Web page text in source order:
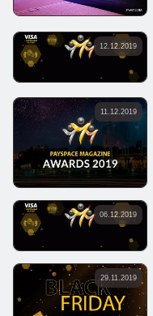
12.12.2019
11.12.2019
06.12.2019
29.11.2019